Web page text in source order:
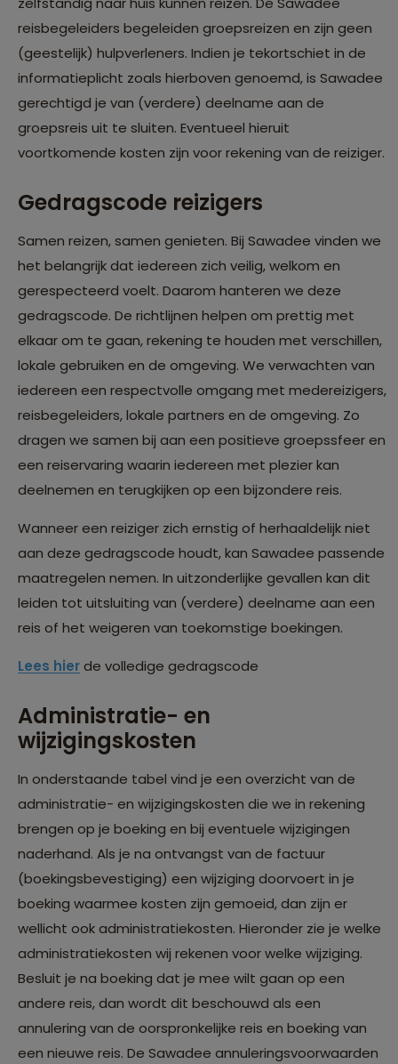
reisbegeleiders begeleiden groepsreizen en zijn geen
(geestelijk) hulpverleners. Indien je tekortschiet in de
informatieplicht zoals hierboven genoemd, is Sawadee
gerechtigd je van (verdere) deelname aan de
groepsreis uit te sluiten. Eventueel hieruit
voortkomende kosten zijn voor rekening van de reiziger.
Gedragscode reizigers
Samen reizen, samen genieten. Bij Sawadee vinden we
het belangrijk dat iedereen zich veilig, welkom en
gerespecteerd voelt. Daarom hanteren we deze
gedragscode. De richtlijnen helpen om prettig met
elkaar om te gaan, rekening te houden met verschillen,
lokale gebruiken en de omgeving. We verwachten van
iedereen een respectvolle omgang met medereizigers,
reisbegeleiders, lokale partners en de omgeving. Zo
dragen we samen bij aan een positieve groepssfeer en
een reiservaring waarin iedereen met plezier kan
deelnemen en terugkijken op een bijzondere reis.
Wanneer een reiziger zich ernstig of herhaaldelijk niet
aan deze gedragscode houdt, kan Sawadee passende
maatregelen nemen. In uitzonderlijke gevallen kan dit
leiden tot uitsluiting van (verdere) deelname aan een
reis of het weigeren van toekomstige boekingen.
Lees hierde volledige gedragscode
Administratie- en
wijzigingskosten
In onderstaande tabel vind je een overzicht van de
administratie- en wijzigingskosten die we in rekening
brengen op je boeking en bij eventuele wijzigingen
naderhand. Als je na ontvangst van de factuur
(boekingsbevestiging) een wijziging doorvoert in je
boeking waarmee kosten zijn gemoeid, dan zijn er
wellicht ook administratiekosten. Hieronder zie je welke
administratiekosten wij rekenen voor welke wijziging.
Besluit je na boeking dat je mee wilt gaan op een
andere reis, dan wordt dit beschouwd als een
annulering van de oorspronkelijke reis en boeking van
een nieuwe reis. De Sawadee annuleringsvoorwaarden